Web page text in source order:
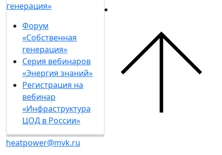
генерация»
Форум
«Собственная
генерация»
Серия вебинаров
«Энергия знаний»
Регистрация на
вебинар
«Инфраструктура
ЦОД в России»
heatpower@mvk.ru